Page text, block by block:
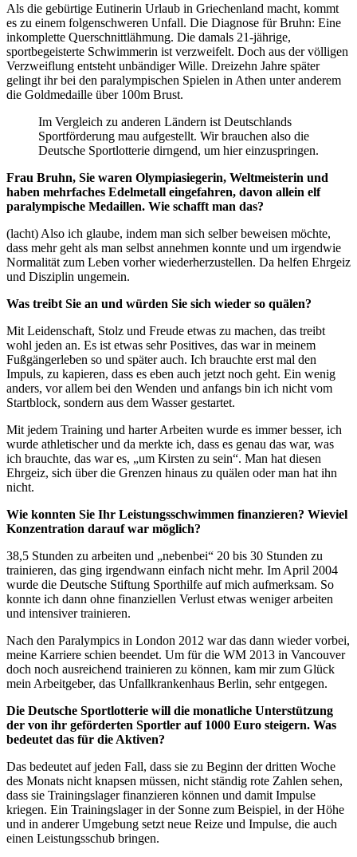
Als die gebürtige Eutinerin Urlaub in Griechenland macht, kommt
es zu einem folgenschweren Unfall. Die Diagnose für Bruhn: Eine
inkomplette Querschnittlähmung. Die damals 21-jährige,
sportbegeisterte Schwimmerin ist verzweifelt. Doch aus der völligen
Verzweiflung entsteht unbändiger Wille. Dreizehn Jahre später
gelingt ihr bei den paralympischen Spielen in Athen unter anderem
die Goldmedaille über 100m Brust.
Im Vergleich zu anderen Ländern ist Deutschlands
Sportförderung mau aufgestellt. Wir brauchen also die
Deutsche Sportlotterie dirngend, um hier einzuspringen.
Frau Bruhn, Sie waren Olympiasiegerin, Weltmeisterin und
haben mehrfaches Edelmetall eingefahren, davon allein elf
paralympische Medaillen. Wie schafft man das?
(lacht) Also ich glaube, indem man sich selber beweisen möchte,
dass mehr geht als man selbst annehmen konnte und um irgendwie
Normalität zum Leben vorher wiederherzustellen. Da helfen Ehrgeiz
und Disziplin ungemein.
Was treibt Sie an und würden Sie sich wieder so quälen?
Mit Leidenschaft, Stolz und Freude etwas zu machen, das treibt
wohl jeden an. Es ist etwas sehr Positives, das war in meinem
Fußgängerleben so und später auch. Ich brauchte erst mal den
Impuls, zu kapieren, dass es eben auch jetzt noch geht. Ein wenig
anders, vor allem bei den Wenden und anfangs bin ich nicht vom
Startblock, sondern aus dem Wasser gestartet.
Mit jedem Training und harter Arbeiten wurde es immer besser, ich
wurde athletischer und da merkte ich, dass es genau das war, was
ich brauchte, das war es, „um Kirsten zu sein“. Man hat diesen
Ehrgeiz, sich über die Grenzen hinaus zu quälen oder man hat ihn
nicht.
Wie konnten Sie Ihr Leistungsschwimmen finanzieren? Wieviel
Konzentration darauf war möglich?
38,5 Stunden zu arbeiten und „nebenbei“ 20 bis 30 Stunden zu
trainieren, das ging irgendwann einfach nicht mehr. Im April 2004
wurde die Deutsche Stiftung Sporthilfe auf mich aufmerksam. So
konnte ich dann ohne finanziellen Verlust etwas weniger arbeiten
und intensiver trainieren.
Nach den Paralympics in London 2012 war das dann wieder vorbei,
meine Karriere schien beendet. Um für die WM 2013 in Vancouver
doch noch ausreichend trainieren zu können, kam mir zum Glück
mein Arbeitgeber, das Unfallkrankenhaus Berlin, sehr entgegen.
Die Deutsche Sportlotterie will die monatliche Unterstützung
der von ihr geförderten Sportler auf 1000 Euro steigern. Was
bedeutet das für die Aktiven?
Das bedeutet auf jeden Fall, dass sie zu Beginn der dritten Woche
des Monats nicht knapsen müssen, nicht ständig rote Zahlen sehen,
dass sie Trainingslager finanzieren können und damit Impulse
kriegen. Ein Trainingslager in der Sonne zum Beispiel, in der Höhe
und in anderer Umgebung setzt neue Reize und Impulse, die auch
einen Leistungsschub bringen.